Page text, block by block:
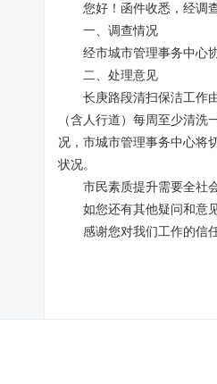
您好！函件收悉，经调
一、调查情况
经市城市管理事务中心
二、处理意见
长庚路段清扫保洁工作
（含人行道）每周至少清
况，市城市管理事务中心将
状况。
市民素质提升需要全社
如您还有其他疑问和意
感谢您对我们工作的信